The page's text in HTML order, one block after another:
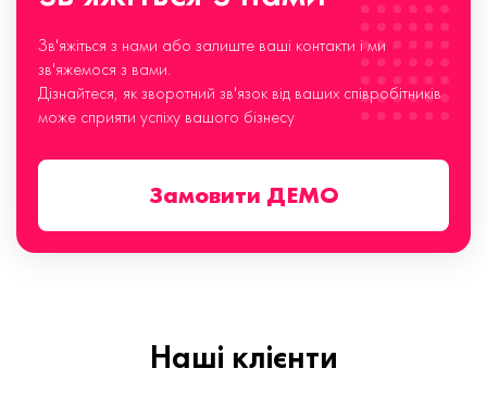
Зв'яжіться з нами або залиште ваші контакти і ми
зв'яжемося з вами.
Дізнайтеся, як зворотний зв'язок від ваших співробітників
може сприяти успіху вашого бізнесу
Замовити ДЕМО
Наші клієнти